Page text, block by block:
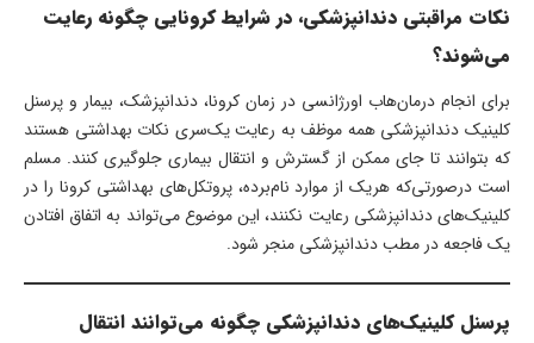
نکات مراقبتی دندانپزشکی، در شرایط کرونایی چگونه رعایت
می‌شوند؟
برای انجام درمان‌هاب اورژانسی در زمان کرونا، دندانپزشک، بیمار و پرسنل
کلینیک دندانپزشکی همه موظف به رعایت یک‌سری نکات بهداشتی هستند
که بتوانند تا جای ممکن از گسترش و انتقال بیماری جلوگیری کنند. مسلم
است درصورتی‌که هریک از موارد نام‌برده، پروتکل‌های بهداشتی کرونا را در
کلینیک‌های دندانپزشکی رعایت نکنند، این موضوع می‌تواند به اتفاق افتادن
یک فاجعه در مطب دندانپزشکی منجر شود.
پرسنل کلینیک‌های دندانپزشکی چگونه می‌توانند انتقال